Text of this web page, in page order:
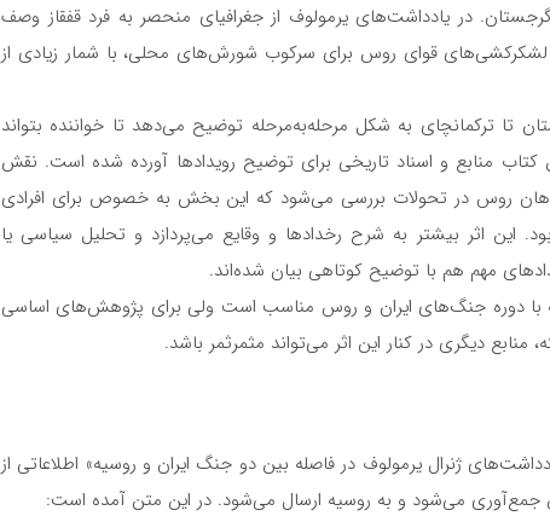
در یادداشت‌های یرمولوف از جغرافیای منحصر به فرد قفقاز وصف
لشکرکشی‌های قوای روس برای سرکوب شورش‌های محلی، با شمار زیادی از
تا ترکمانچای به شکل مرحله‌به‌مرحله توضیح می‌دهد تا خواننده بتواند
منابع و اسناد تاریخی برای توضیح رویدادها آورده شده است. نقش
روس در تحولات بررسی می‌شود که این بخش به خصوص برای افرادی
این اثر بیشتر به شرح رخدادها و وقایع می‌پردازد و تحلیل سیاسی یا
مهم هم با توضیح کوتاهی بیان شده‌اند.
با دوره جنگ‌های ایران و روس مناسب است ولی برای پژوهش‌های اساسی
منابع دیگری در کنار این اثر می‌تواند مثمرثمر باشد.
ژنرال یرمولوف در فاصله بین دو جنگ ایران و روسیه» اطلاعاتی از
جمع‌آوری می‌شود و به روسیه ارسال می‌شود. در این متن آمده است: